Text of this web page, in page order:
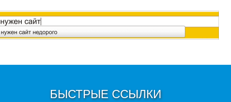
БЫСТРЫЕ ССЫЛКИ